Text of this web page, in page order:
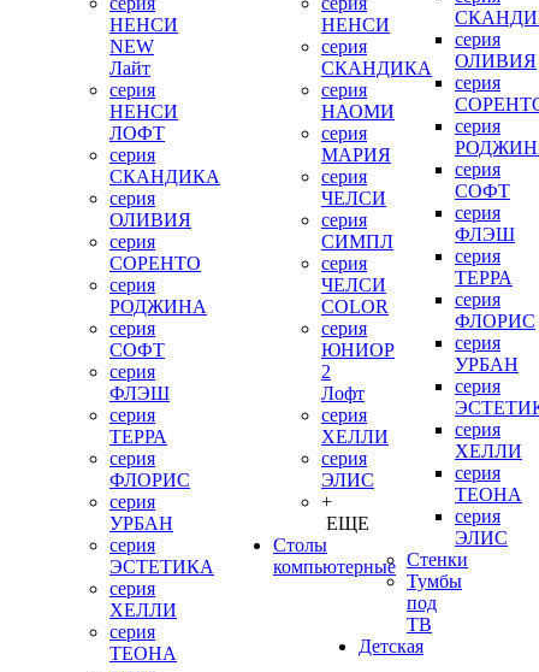
НЕНСИ
NEW
Лайт
серия
НЕНСИ
ЛОФТ
серия
СКАНДИКА
серия
ОЛИВИЯ
серия
СОРЕНТО
серия
РОДЖИНА
серия
СОФТ
серия
ФЛЭШ
серия
ТЕРРА
серия
ФЛОРИС
серия
УРБАН
серия
ЭСТЕТИКА
серия
ХЕЛЛИ
серия
ТЕОНА
НЕНСИ
серия
СКАНДИКА
серия
НАОМИ
серия
МАРИЯ
серия
ЧЕЛСИ
серия
СИМПЛ
серия
ЧЕЛСИ
COLOR
серия
ЮНИОР
2
Лофт
серия
ХЕЛЛИ
серия
ЭЛИС
+
ЕЩЕ
Столы
компьютерные
серия
ОЛИВИЯ
серия
серия
серия
СОФТ
серия
ФЛЭШ
серия
ТЕРРА
серия
ФЛОРИС
серия
УРБАН
серия
серия
ХЕЛЛИ
серия
ТЕОНА
серия
ЭЛИС
Стенки
Тумбы
под
ТВ
Детская